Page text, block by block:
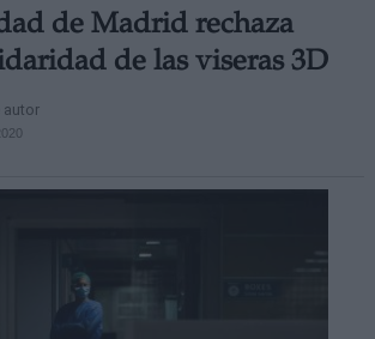
de Madrid rechaza
de las viseras 3D
autor